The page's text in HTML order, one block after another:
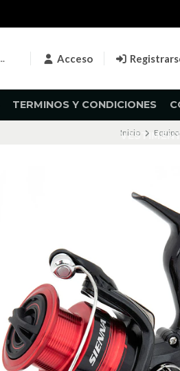
Acceso
TERMINOS Y CONDICIONES
Inicio